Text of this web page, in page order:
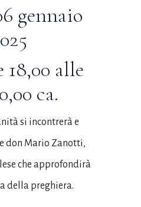
gennaio
18,00 alle
ca.
si incontrerà e
don Mario Zanotti,
che approfondirà
della preghiera.